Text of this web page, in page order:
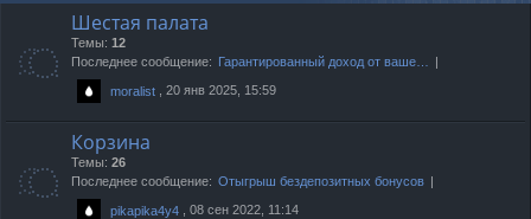
Шестая палата
Темы: 12
Последнее сообщение: Гарантированный доход от ваше…
moralist , 20 янв 2025, 15:59
Корзина
Темы: 26
Последнее сообщение: Отыгрыш бездепозитных бонусов
pikapika4y4 , 08 сен 2022, 11:14